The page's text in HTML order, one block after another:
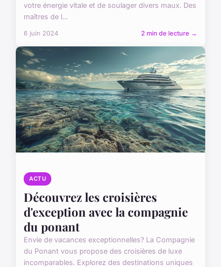
votre énergie vitale et de soulager divers maux. Des
maîtres de l...
6 juin 2024 2 min de lecture →
ACTU
Découvrez les croisières
d'exception avec la compagnie
du ponant
Envie de vacances exceptionnelles? La Compagnie
du Ponant vous propose des croisières de luxe
incomparables. Explorez des destinations uniques